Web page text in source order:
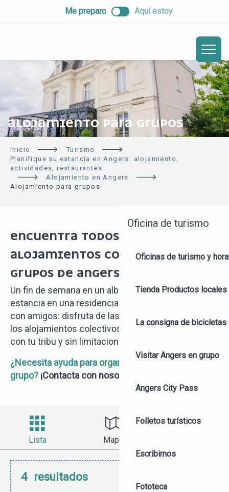
Me preparo Aquí estoy
Oficina de turismo
Oficinas de turismo y
Tienda Productos
La consigna de bicicletas
Visitar Angers en grupo
Angers City Pass
Folletos turísticos
Escribirnos
Fototeca
ALOJAMIENTO PARA GRUPOS
Inicio
Turismo
Planifique su estancia en Angers: alojamiento,
actividades, restaurantes
Alojamiento en Angers
Alojamiento para grupos
ENCUENTRA TODOS LOS
ALOJAMIENTOS COLECTIVOS O PARA
GRUPOS DE ANGERS
Un fin de semana en un albergue juvenil o una
estancia en una residencia de turismo en familia o
con amigos: disfruta de las ventajas que te ofrecen
los alojamientos colectivos para descubrir Angers
con tu tribu y sin limitaciones.
¿Necesita ayuda para organizar sus vacaciones en
grupo? ¡Contacta con nosotros!
Lista Mapa
4 resultados